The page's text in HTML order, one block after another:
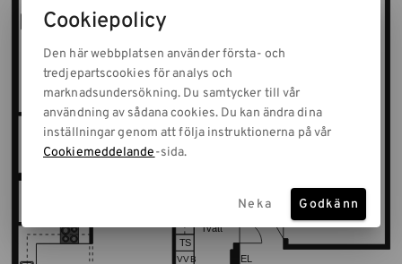
Cookiepolicy
Den här webbplatsen använder första- och
tredjepartscookies för analys och
marknadsundersökning. Du samtycker till vår
användning av sådana cookies. Du kan ändra dina
inställningar genom att följa instruktionerna på vår
Cookiemeddelande-sida.
Neka Godkänn